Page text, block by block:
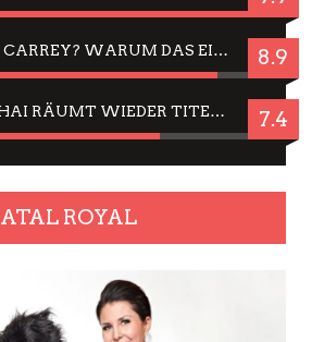
CÉSAR FÜR JIM CARREY? WARUM DAS EINER DER NERVIGSTEN ACTORS IST UND BLEIBT 8.9
JING JING: IN-THAI RÄUMT WIEDER TITEL AB – EIN ZWEI-STUNDEN-ERLEBNISBERICHT 7.4
ROYAL